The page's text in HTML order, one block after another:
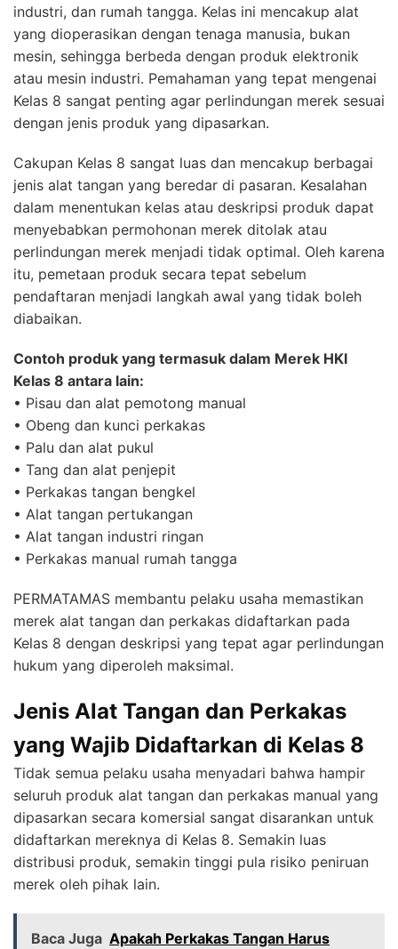
industri, dan rumah tangga. Kelas ini mencakup alat
yang dioperasikan dengan tenaga manusia, bukan
mesin, sehingga berbeda dengan produk elektronik
atau mesin industri. Pemahaman yang tepat mengenai
Kelas 8 sangat penting agar perlindungan merek sesuai
dengan jenis produk yang dipasarkan.
Cakupan Kelas 8 sangat luas dan mencakup berbagai
jenis alat tangan yang beredar di pasaran. Kesalahan
dalam menentukan kelas atau deskripsi produk dapat
menyebabkan permohonan merek ditolak atau
perlindungan merek menjadi tidak optimal. Oleh karena
itu, pemetaan produk secara tepat sebelum
pendaftaran menjadi langkah awal yang tidak boleh
diabaikan.
Contoh produk yang termasuk dalam Merek HKI
Kelas 8 antara lain:
• Pisau dan alat pemotong manual
• Obeng dan kunci perkakas
• Palu dan alat pukul
• Tang dan alat penjepit
• Perkakas tangan bengkel
• Alat tangan pertukangan
• Alat tangan industri ringan
• Perkakas manual rumah tangga
PERMATAMAS membantu pelaku usaha memastikan
merek alat tangan dan perkakas didaftarkan pada
Kelas 8 dengan deskripsi yang tepat agar perlindungan
hukum yang diperoleh maksimal.
Jenis Alat Tangan dan Perkakas
yang Wajib Didaftarkan di Kelas 8
Tidak semua pelaku usaha menyadari bahwa hampir
seluruh produk alat tangan dan perkakas manual yang
dipasarkan secara komersial sangat disarankan untuk
didaftarkan mereknya di Kelas 8. Semakin luas
distribusi produk, semakin tinggi pula risiko peniruan
merek oleh pihak lain.
Baca Juga Apakah Perkakas Tangan Harus